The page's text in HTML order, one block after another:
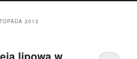
2013